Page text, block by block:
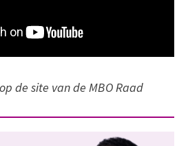
op de site van de MBO Raad